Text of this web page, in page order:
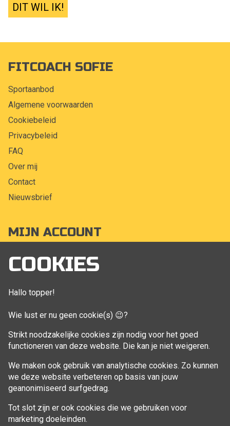
COOKIES
Hallo topper!
Wie lust er nu geen cookie(s) 😉?
Strikt noodzakelijke cookies zijn nodig voor het goed
functioneren van deze website. Die kan je niet weigeren.
We maken ook gebruik van analytische cookies. Zo kunnen
we deze website verbeteren op basis van jouw
geanonimiseerd surfgedrag.
Tot slot zijn er ook cookies die we gebruiken voor
marketing doeleinden.
DIT WIL IK!
FITCOACH SOFIE
Sportaanbod
Algemene voorwaarden
Cookiebeleid
Privacybeleid
FAQ
Over mij
Contact
Nieuwsbrief
MIJN ACCOUNT
Mijn account
Bestellingen
Aankoop beheren
VOLG MIJ
Facebook